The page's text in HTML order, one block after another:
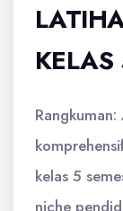
KELAS
kelas 5
niche